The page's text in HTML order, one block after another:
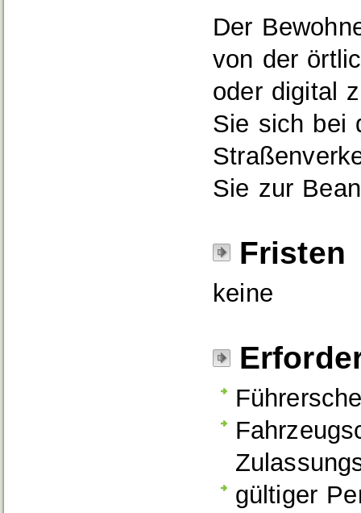
Der
von der
oder digital
Sie sich bei
Sie zur
Fristen
keine
gültiger